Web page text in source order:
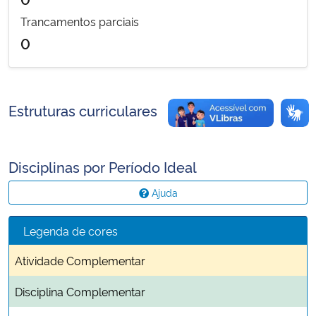
Trancamentos parciais
0
Estruturas curriculares
Disciplinas por Período Ideal
Ajuda
Legenda de cores
Atividade Complementar
Disciplina Complementar